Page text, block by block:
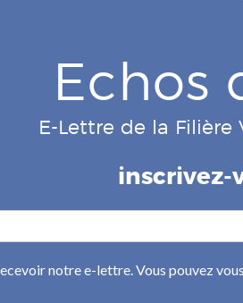
Echos
E-Lettre de la
inscrivez-
notre e-lettre. Vous pouvez